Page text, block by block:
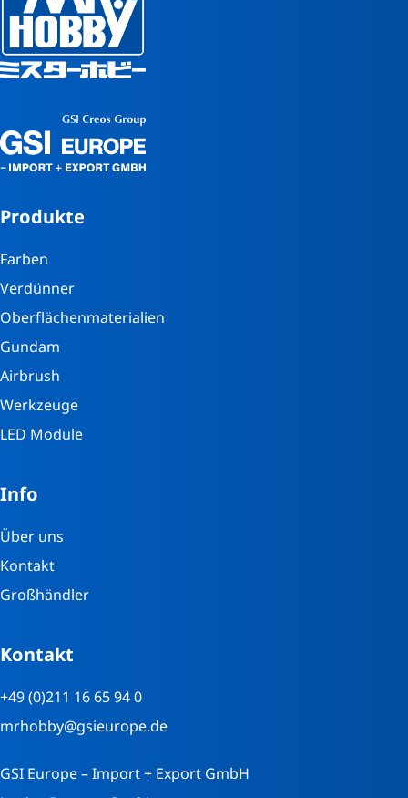
Produkte
Farben
Verdünner
Oberflächenmaterialien
Gundam
Airbrush
Werkzeuge
LED Module
Info
Über uns
Kontakt
Großhändler
Kontakt
+49 (0)211 16 65 94 0
mrhobby@gsieurope.de
GSI Europe – Import + Export GmbH